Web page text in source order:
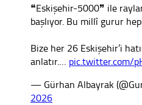
❝Eskişehir-5000❞ ile
başlıyor. Bu millî gurur
Bize her 26 Eskişehir’i
anlatır.… pic.twitter.com/
— Gürhan Albayrak
2026